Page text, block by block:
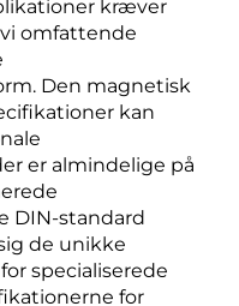
kræver
omfattende
Den magnetisk
kan
er almindelige på
DIN-standard
de unikke
specialiserede
for